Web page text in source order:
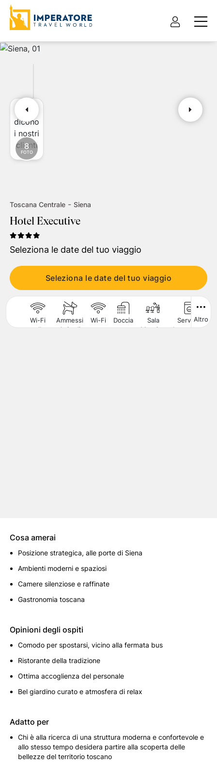
Tipo pacchetto
Viaggiatori
1Camera, 2Adulti
CERCA
8
FOTO
Cosa
dicono
i nostri
clienti
Toscana Centrale - Siena
Hotel Executive
Seleziona le date del tuo viaggio
Seleziona le date del tuo viaggio
Wi-Fi
nelle
Ammessi
Animali
Wi-Fi Doccia
Sala
Meeting
Servizio
Lavanderia
Altro
Cosa amerai
Posizione strategica, alle porte di Siena
Ambienti moderni e spaziosi
Camere silenziose e raffinate
Gastronomia toscana
Opinioni degli ospiti
Comodo per spostarsi, vicino alla fermata bus
Ristorante della tradizione
Ottima accoglienza del personale
Bel giardino curato e atmosfera di relax
Adatto per
Chi è alla ricerca di una struttura moderna e confortevole e
allo stesso tempo desidera partire alla scoperta delle
bellezze del territorio toscano